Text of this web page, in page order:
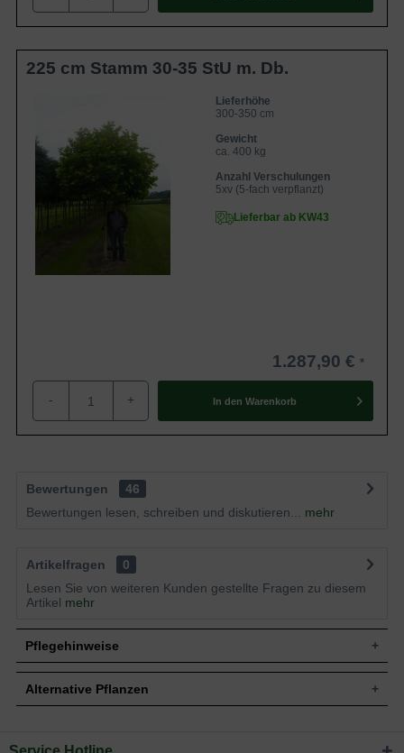
225 cm Stamm 30-35 StU m. Db.
Lieferhöhe
300-350 cm
Gewicht
ca. 400 kg
Anzahl Verschulungen
5xv (5-fach verpflanzt)
Lieferbar ab KW43
1.287,90 €
- + In den Warenkorb
Bewertungen
46
Bewertungen lesen, schreiben und diskutieren...
mehr
Artikelfragen
0
Lesen Sie von weiteren Kunden gestellte Fragen zu diesem
Artikel mehr
Pflegehinweise
Pflanz- und Pflegetipps Platanus acerifolia
Alternative Pflanzen